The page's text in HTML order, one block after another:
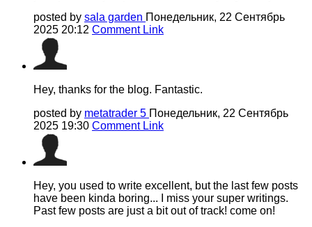
posted by sala garden Понедельник, 22 Сентябрь
2025 20:12 Comment Link
Hey, thanks for the blog. Fantastic.
posted by metatrader 5 Понедельник, 22 Сентябрь
2025 19:30 Comment Link
Hey, you used to write excellent, but the last few posts
have been kinda boring... I miss your super writings.
Past few posts are just a bit out of track! come on!